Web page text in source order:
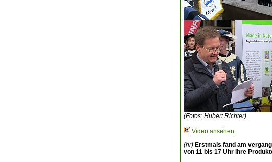
(Fotos: Hubert Richter)
Video ansehen
(hr) Erstmals fand am
von 11 bis 17 Uhr ihre